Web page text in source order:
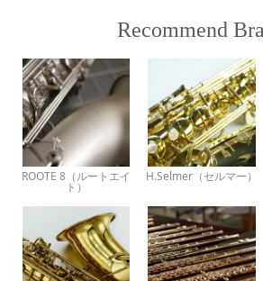
Recommend
ROOTE 8（ルートエイ
ト）
H.Selmer（セルマー）